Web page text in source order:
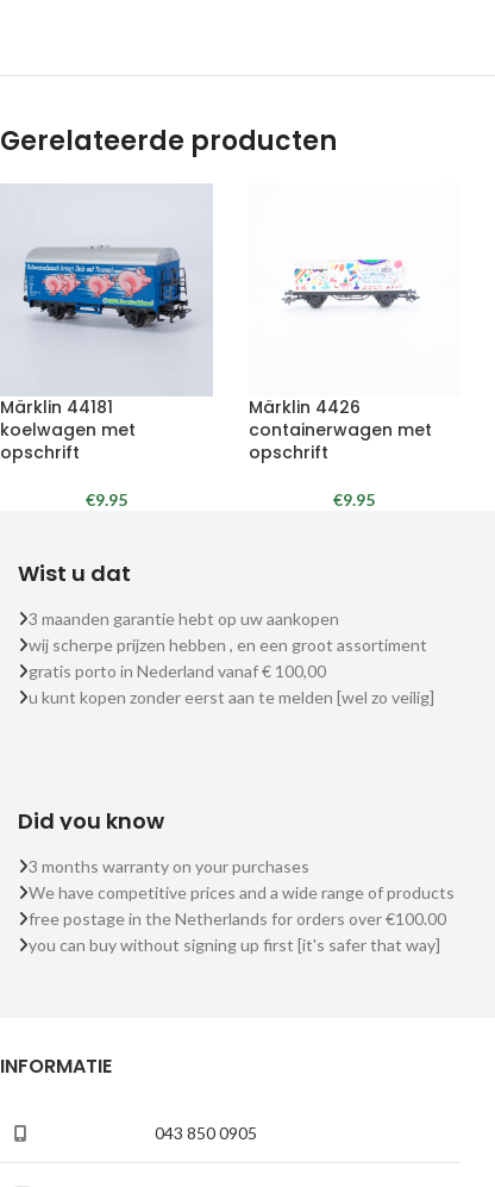
Gerelateerde producten
Märklin 44181
koelwagen met
opschrift
€9.95
Märklin 4426
containerwagen met
opschrift
€9.95
Wist u dat
3 maanden garantie hebt op uw aankopen
wij scherpe prijzen hebben , en een groot assortiment
gratis porto in Nederland vanaf € 100,00
u kunt kopen zonder eerst aan te melden [wel zo veilig]
Did you know
3 months warranty on your purchases
We have competitive prices and a wide range of products
free postage in the Netherlands for orders over €100.00
you can buy without signing up first [it's safer that way]
INFORMATIE
043 850 0905